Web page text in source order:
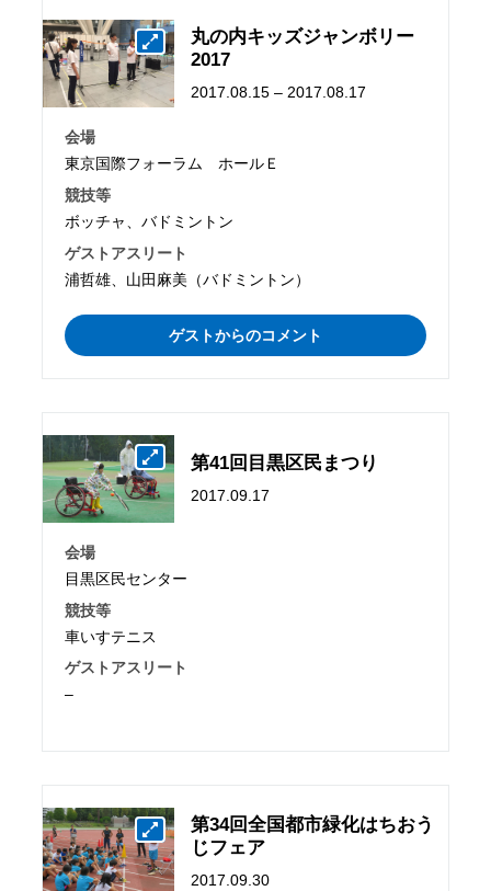
丸の内キッズジャンボリー
2017
2017.08.15 – 2017.08.17
会場
東京国際フォーラム ホールＥ
競技等
ボッチャ、バドミントン
ゲストアスリート
浦哲雄、山田麻美（バドミントン）
ゲストからのコメント
第41回目黒区民まつり
2017.09.17
会場
目黒区民センター
競技等
車いすテニス
ゲストアスリート
–
第34回全国都市緑化はちおう
じフェア
2017.09.30